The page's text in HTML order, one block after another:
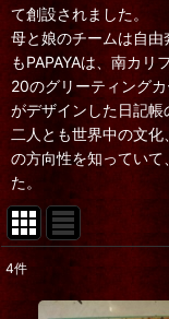
て創設されました。
母と娘のチームは自
もPAPAYAは、南カリ
20のグリーティング
がデザインした日記帳
二人とも世界中の文
の方向性を知っていて
た。
4件